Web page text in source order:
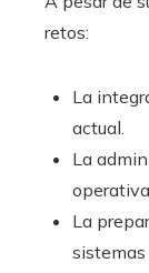
retos:
La
actual.
La
La
sistemas